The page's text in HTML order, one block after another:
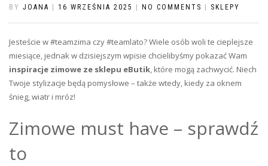
BY JOANA 16 WRZEŚNIA 2025 NO COMMENTS SKLEPY
Jesteście w #teamzima czy #teamlato? Wiele osób woli te cieplejsze
miesiące, jednak w dzisiejszym wpisie chcielibyśmy pokazać Wam
inspiracje zimowe ze sklepu eButik, które mogą zachwycić. Niech
Twoje stylizacje będą pomysłowe – także wtedy, kiedy za oknem
śnieg, wiatr i mróz!
Zimowe must have – sprawdź
to